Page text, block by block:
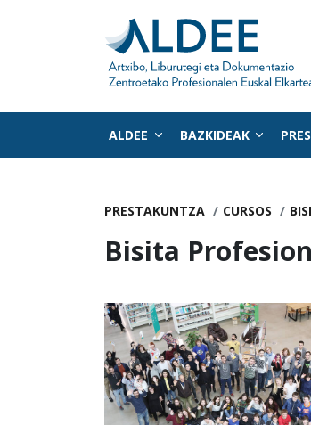
ALDEE BAZKIDEAK
PRESTAKUNTZA CURSOS
Bisita